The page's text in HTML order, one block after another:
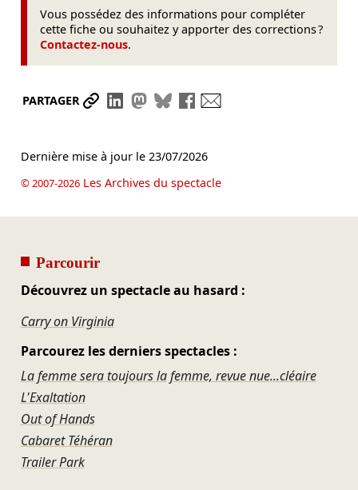
Vous possédez des informations pour compléter
cette fiche ou souhaitez y apporter des corrections ?
Contactez-nous.
PARTAGER Partager le lien
Partager sur LinkedIn
Partager sur Mastodon
Partager sur Bluesky
Partager sur Facebook
Dernière mise à jour le 23/07/2026
© 2007-2026Les Archives du spectacle
Parcourir
Découvrez un spectacle au hasard :
Carry on Virginia
Parcourez les derniers spectacles :
La femme sera toujours la femme, revue nue...cléaire
L'Exaltation
Out of Hands
Cabaret Téhéran
Trailer Park